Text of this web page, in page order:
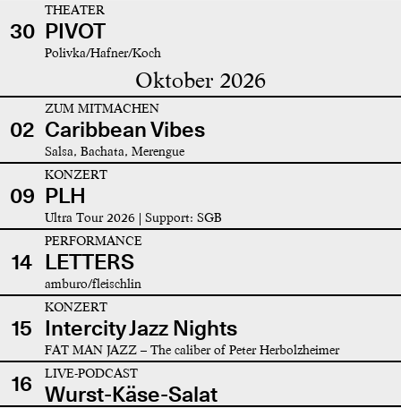
30
THEATER
PIVOT
Polivka/Hafner/Koch
Oktober 2026
02
ZUM MITMACHEN
Caribbean Vibes
Salsa, Bachata, Merengue
09
KONZERT
PLH
Ultra Tour 2026 | Support: SGB
14
PERFORMANCE
LETTERS
amburo/fleischlin
15
KONZERT
Intercity Jazz Nights
FAT MAN JAZZ – The caliber of Peter Herbolzheimer
16 LIVE-PODCAST
Wurst-Käse-Salat